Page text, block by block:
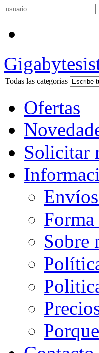
Todas las categorias
Ofertas
Solicitar
Forma
Sobre